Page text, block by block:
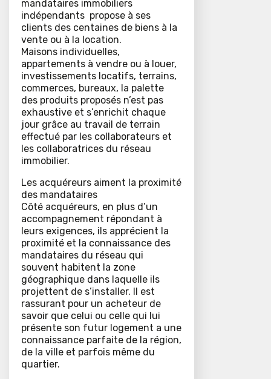
mandataires immobiliers
indépendants propose à ses
clients des centaines de biens à la
vente ou à la location.
Maisons individuelles,
appartements à vendre ou à louer,
investissements locatifs, terrains,
commerces, bureaux, la palette
des produits proposés n’est pas
exhaustive et s’enrichit chaque
jour grâce au travail de terrain
effectué par les collaborateurs et
les collaboratrices du réseau
immobilier.
Les acquéreurs aiment la proximité
des mandataires
Côté acquéreurs, en plus d’un
accompagnement répondant à
leurs exigences, ils apprécient la
proximité et la connaissance des
mandataires du réseau qui
souvent habitent la zone
géographique dans laquelle ils
projettent de s’installer. Il est
rassurant pour un acheteur de
savoir que celui ou celle qui lui
présente son futur logement a une
connaissance parfaite de la région,
de la ville et parfois même du
quartier.